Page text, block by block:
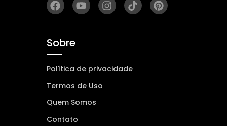
Sobre
Política de privacidade
Termos de Uso
Quem Somos
Contato